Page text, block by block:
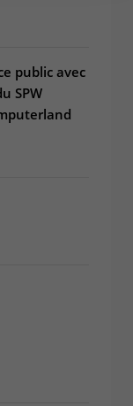
public avec
SPW